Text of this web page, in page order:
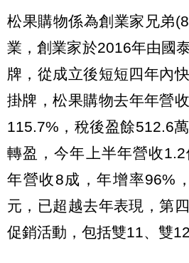
松果購物係為創業家兄弟
業，創業家於2016年由國
牌，從成立後短短四年內
掛牌，松果購物去年年營
115.7%，稅後盈餘512.6
轉盈，今年上半年營收
年營收8成，年增率96%
元，已超越去年表現，第
促銷活動，包括雙11、雙